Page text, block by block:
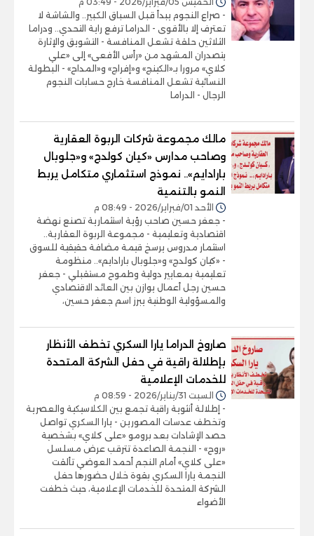
- صراع النجوم يبدأ قبل السباق الكبير.. والشاشة لا
تعترف إلا بالأقوى - الدراما ترفع راية التحدي.. ودراما
الثلاثين حلقة تشعل المنافسة - التشويق والإثارة
يتصدران المشهد من «رأس الأفعى» إلى «علي
كلاي» مرورا بـ«الكينج» و«إفراج» و«المداح» - البطولة
النسائية تشعل المنافسة خارج حسابات النجوم
الرجال - الدراما
مالك مجموعة شركات الربوة العقارية
وصاحب مدارس «كيان كولدج» و«جلوبال
بارادايم».. نموذج استثماري متكامل يربط
النمو بالتنمية
الأحد 01/فبراير/2026 - 08:49 م
- جعفر حسين صاحب رؤية استثمارية تصنع نهضة
اقتصادية وتعليمية - مجموعة الربوة العقارية..
استثمار مدروس يرسخ قيمة مضافة حقيقية للسوق
- «كيان كولدج» و«جلوبال بارادايم».. منظومة
تعليمية بمعايير دولية وطموح مستقبلي - جعفر
حسين رجل أعمال يوازن بين العائد الاقتصادي
والمسؤولية الوطنية يبرز اسم جعفر حسين،
صاروخ الدراما يارا السكري تخطف الأنظار
بإطلالة راقية في حفل الشركة المتحدة
للخدمات الإعلامية
السبت 31/يناير/2026 - 08:59 م
- إطلالة أنثوية راقية تجمع بين الكلاسيكية والعصرية
وتخطف عدسات المصورين - يارا السكري تواصل
حصد الإشادات بعد برومو «على كلاي» بشخصية
«روح» - النجمة الصاعدة تترقب عرض مسلسل
«على كلاي» أمام النجم أحمد العوضي تألقت
النجمة يارا السكري بقوة خلال حضورها حفل
الشركة المتحدة للخدمات الإعلامية، حيث خطفت
الأضواء